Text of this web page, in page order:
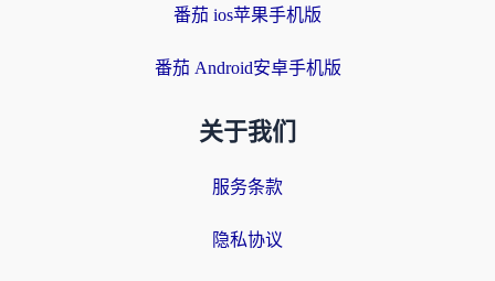
番茄 ios苹果手机版
番茄 Android安卓手机版
关于我们
服务条款
隐私协议